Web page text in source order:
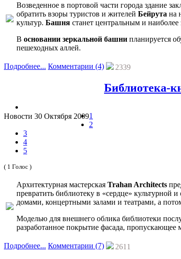
Возведенное в портовой части города здание
обратить взоры туристов и жителей Бейрута на
культур. Башня станет центральным и
В основании зеркальной башни планируется
пешеходных аллей.
Подробнее... Комментарии (4) 2339
Библиотека-
Новости 30 Октября 20091
2
3
4
5
( 1 Голос )
Архитектурная мастерская Trahan Architects
превратить библиотеку в «сердце» культурной
домами, концертными залами и театрами, а
Моделью для внешнего облика библиотеки
разработанное покрытие фасада, пропускающее
Подробнее... Комментарии (7)
2611